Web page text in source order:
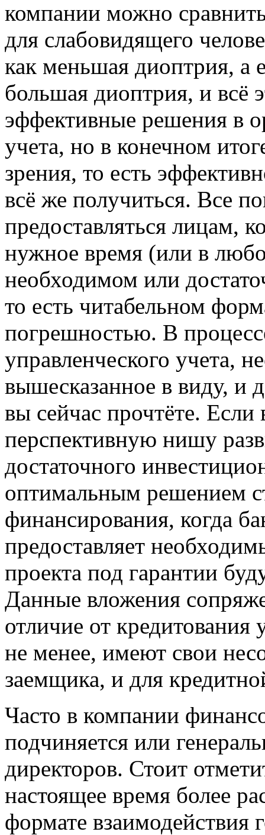
компании можно
для слабовидящего
как меньшая диоптрия, а
большая диоптрия, и всё
эффективные решения в
учета, но в конечном
зрения, то есть
всё же получиться. Все
предоставляться лицам,
нужное время (или в
необходимом или
то есть читабельном
погрешностью. В
управленческого учета,
вышесказанное в виду, и
вы сейчас прочтёте.
перспективную нишу
достаточного
оптимальным решением
финансирования, когда
предоставляет
проекта под гарантии
Данные вложения
отличие от
не менее, имеют свои
заемщика, и для
Часто в компании
подчиняется или
директоров. Стоит
настоящее время более
формате взаимодействия